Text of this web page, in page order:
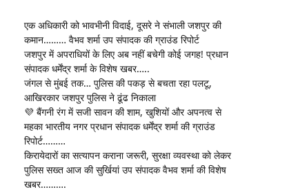
एक अधिकारी को भावभीनी विदाई, दूसरे ने संभाली जशपुर की
कमान……… वैभव शर्मा उप संपादक की ग्राउंड रिपोर्ट
जशपुर में अपराधियों के लिए अब नहीं बचेगी कोई जगह! प्रधान
संपादक धर्मेंद्र शर्मा के विशेष खबर…..
जंगल से मुंबई तक… पुलिस की पकड़ से बचता रहा पलटू,
आखिरकार जशपुर पुलिस ने ढूंढ निकाला
💜 बैंगनी रंग में सजी सावन की शाम, खुशियों और अपनत्व से
महका भारतीय नगर प्रधान संपादक धर्मेंद्र शर्मा की ग्राउंड
रिपोर्ट………
किरायेदारों का सत्यापन कराना जरूरी, सुरक्षा व्यवस्था को लेकर
पुलिस सख्त आज की सुर्खियां उप संपादक वैभव शर्मा की विशेष
खबर……….